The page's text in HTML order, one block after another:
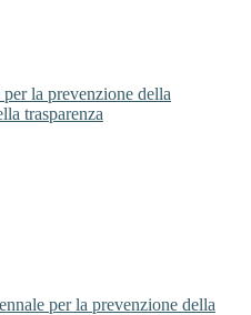
la prevenzione della
trasparenza
per la prevenzione della